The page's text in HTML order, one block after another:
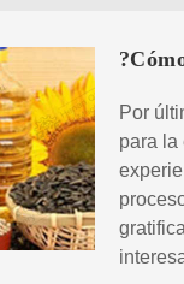
Por
para la